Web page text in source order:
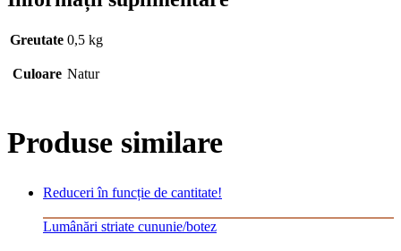
Greutate 0,5 kg
Culoare Natur
Produse similare
Reduceri în funcție de cantitate!
Lumânări striate cununie/botez